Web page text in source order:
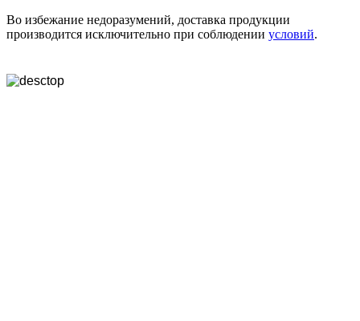
Во избежание недоразумений, доставка продукции
производится исключительно при соблюдении условий.